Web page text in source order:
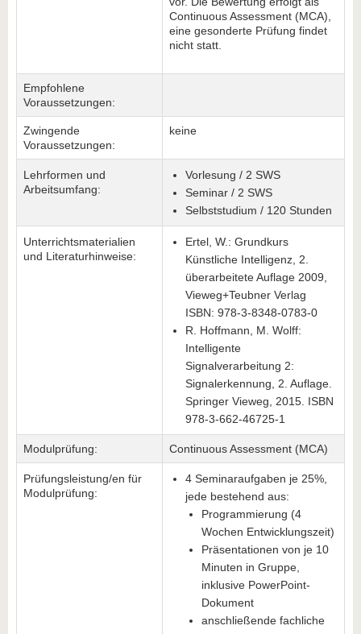
Continuous Assessment (MCA),
eine gesonderte Prüfung findet
nicht statt.
Empfohlene
Voraussetzungen:
Zwingende
Voraussetzungen:
keine
Lehrformen und
Arbeitsumfang:
Vorlesung / 2 SWS
Seminar / 2 SWS
Selbststudium / 120 Stunden
Unterrichtsmaterialien
und Literaturhinweise:
Ertel, W.: Grundkurs
Künstliche Intelligenz, 2.
überarbeitete Auflage 2009,
Vieweg+Teubner Verlag
ISBN: 978-3-8348-0783-0
R. Hoffmann, M. Wolff:
Intelligente
Signalverarbeitung 2:
Signalerkennung, 2. Auflage.
Springer Vieweg, 2015. ISBN
978-3-662-46725-1
Modulprüfung: Continuous Assessment (MCA)
Prüfungsleistung/en für
Modulprüfung:
4 Seminaraufgaben je 25%,
jede bestehend aus:
Programmierung (4
Wochen Entwicklungszeit)
Präsentationen von je 10
Minuten in Gruppe,
inklusive PowerPoint-
Dokument
anschließende fachliche